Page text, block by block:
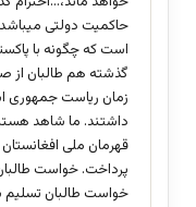
حاکمیت دولتی
است که چگونه با
گذشته هم طالبان از
زمان ریاست جمهوری
داشتند. ما شاهد
قهرمان ملی
پرداخت. خواست
خواست طالبان